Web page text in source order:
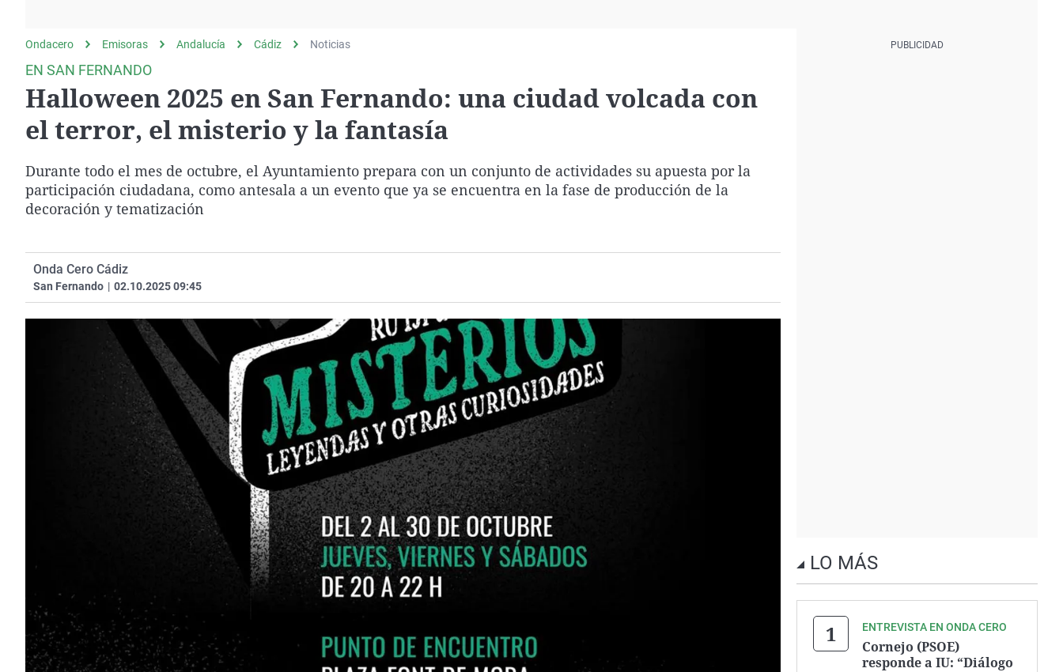
gato
Operación Viuda
Negra
Navarra
Ondacero Emisoras Andalucía Cádiz Noticias
EN SAN FERNANDO
Halloween 2025 en San Fernando: una ciudad volcada con
el terror, el misterio y la fantasía
Durante todo el mes de octubre, el Ayuntamiento prepara con un conjunto de actividades su apuesta por la
participación ciudadana, como antesala a un evento que ya se encuentra en la fase de producción de la
decoración y tematización
Onda Cero Cádiz
San Fernando | 02.10.2025 09:45
LO MÁS
ENTREVISTA EN ONDA CERO
Cornejo (PSOE)
responde a IU: “Diálogo